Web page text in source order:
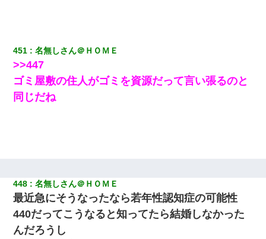
【考察】兄嫁急死の1年後、兄が引越すというので手伝いに行った
ら下着が入った引き出しの奥にとんでもないモノを見つけた
451 名無しさん＠ＨＯＭＥ
>>447
ゴミ屋敷の住人がゴミを資源だって言い張るのと
同じだね
448 名無しさん＠ＨＯＭＥ
最近急にそうなったなら若年性認知症の可能性
440だってこうなると知ってたら結婚しなかった
んだろうし